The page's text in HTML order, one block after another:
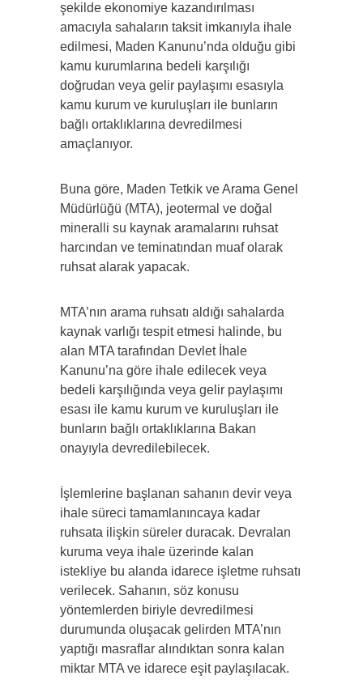
şekilde ekonomiye kazandırılması
amacıyla sahaların taksit imkanıyla ihale
edilmesi, Maden Kanunu’nda olduğu gibi
kamu kurumlarına bedeli karşılığı
doğrudan veya gelir paylaşımı esasıyla
kamu kurum ve kuruluşları ile bunların
bağlı ortaklıklarına devredilmesi
amaçlanıyor.
Buna göre, Maden Tetkik ve Arama Genel
Müdürlüğü (MTA), jeotermal ve doğal
mineralli su kaynak aramalarını ruhsat
harcından ve teminatından muaf olarak
ruhsat alarak yapacak.
MTA’nın arama ruhsatı aldığı sahalarda
kaynak varlığı tespit etmesi halinde, bu
alan MTA tarafından Devlet İhale
Kanunu’na göre ihale edilecek veya
bedeli karşılığında veya gelir paylaşımı
esası ile kamu kurum ve kuruluşları ile
bunların bağlı ortaklıklarına Bakan
onayıyla devredilebilecek.
İşlemlerine başlanan sahanın devir veya
ihale süreci tamamlanıncaya kadar
ruhsata ilişkin süreler duracak. Devralan
kuruma veya ihale üzerinde kalan
istekliye bu alanda idarece işletme ruhsatı
verilecek. Sahanın, söz konusu
yöntemlerden biriyle devredilmesi
durumunda oluşacak gelirden MTA’nın
yaptığı masraflar alındıktan sonra kalan
miktar MTA ve idarece eşit paylaşılacak.